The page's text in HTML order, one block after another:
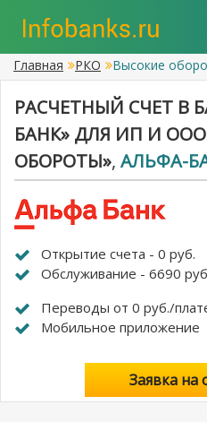
Главная РКО Высокие
РАСЧЕТНЫЙ СЧЕТ В
БАНК» ДЛЯ ИП И
ОБОРОТЫ», АЛЬФА-
Открытие счета - 0 руб.
Обслуживание - 6690
Переводы от 0 руб./
Мобильное приложение
Заявка на